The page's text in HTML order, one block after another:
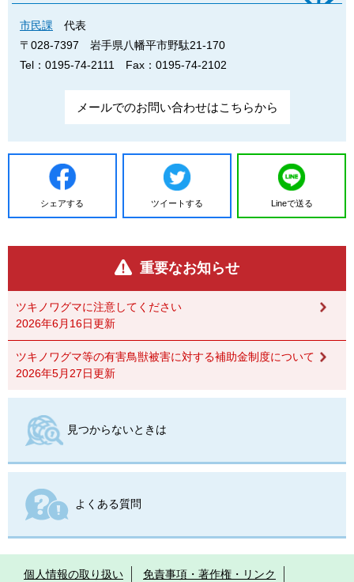
市民課
代表
〒028-7397
岩手県八幡平市野駄21-170
Tel：0195-74-2111
Fax：0195-74-2102
メールでのお問い合わせはこちらから
シェアする ツイートする Lineで送る
重要なお知らせ
ツキノワグマに注意してください
2026年6月16日更新
ツキノワグマ等の有害鳥獣被害に対する補助金制度について
2026年5月27日更新
見つからないときは
よくある質問
個人情報の取り扱い
免責事項・著作権・リンク